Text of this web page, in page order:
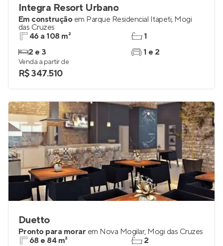
Integra Resort Urbano
Em construção em Parque Residencial Itapeti, Mogi
das Cruzes
46 a 108 m²
2 e 3
1
1 e 2
Venda a partir de
R$ 347.510
Duetto
Pronto para morar em Nova Mogilar, Mogi das Cruzes
68 e 84 m²
2